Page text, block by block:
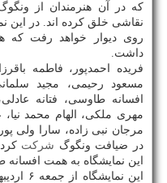
كه در آن هنرمندان از
نقاشی خلق كرده اند. در این نمایشگاه
روی دیوار خواهد رفت كه
داشت.
فریده احمدپور، فاطمه
مسعود رحیمی، مجید
افسانه طاوسی، فتانه
مهری ملكی، الهام محمد
مرجان نبی زاده، سارا ولی
در ضیافت ونگوگ شركت
این نمایشگاه به همت
این